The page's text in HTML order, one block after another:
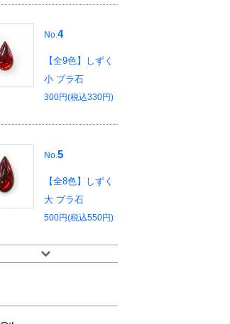
No.4
【全9色】しずく
小 プラ石
300円(税込330円)
No. 5
【全8色】しずく
大 プラ石
500円(税込550円)